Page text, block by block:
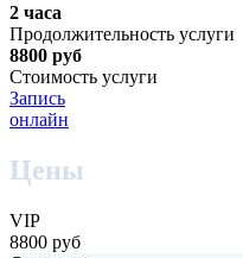
2 часа
Продолжительность услуги
8800 руб
Стоимость услуги
Запись
онлайн
Цены
VIP
8800 руб